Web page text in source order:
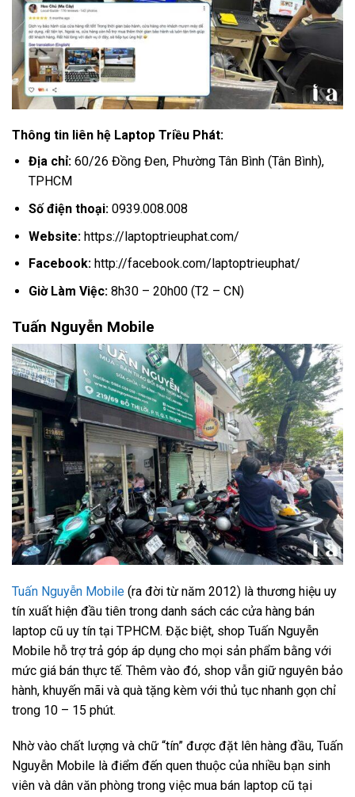
Thông tin liên hệ Laptop Triều Phát:
Địa chỉ: 60/26 Đồng Đen, Phường Tân Bình (Tân Bình),
TPHCM
Số điện thoại:0939.008.008
Website: https://laptoptrieuphat.com/
Facebook:http://facebook.com/laptoptrieuphat/
Giờ Làm Việc:8h30 – 20h00 (T2 – CN)
Tuấn Nguyễn Mobile
Tuấn Nguyễn Mobile (ra đời từ năm 2012) là thương hiệu uy
tín xuất hiện đầu tiên trong danh sách các cửa hàng bán
laptop cũ uy tín tại TPHCM. Đặc biệt, shop Tuấn Nguyễn
Mobile hỗ trợ trả góp áp dụng cho mọi sản phẩm bằng với
mức giá bán thực tế. Thêm vào đó, shop vẫn giữ nguyên bảo
hành, khuyến mãi và quà tặng kèm với thủ tục nhanh gọn chỉ
trong 10 – 15 phút.
Nhờ vào chất lượng và chữ “tín” được đặt lên hàng đầu, Tuấn
Nguyễn Mobile là điểm đến quen thuộc của nhiều bạn sinh
viên và dân văn phòng trong việc mua bán laptop cũ tại